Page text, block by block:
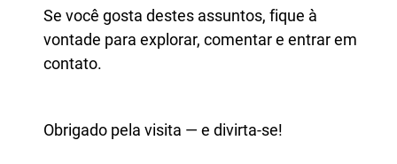
Se você gosta destes assuntos, fique à
vontade para explorar, comentar e entrar em
contato.
Obrigado pela visita — e divirta-se!